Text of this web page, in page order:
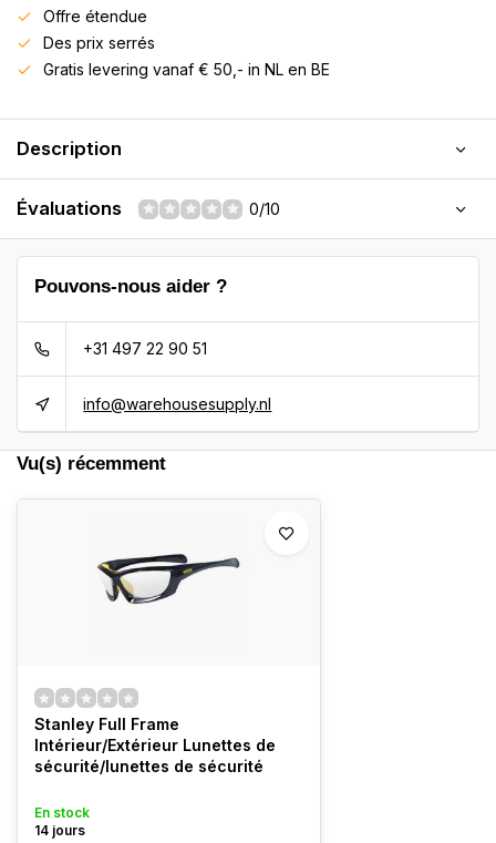
Offre étendue
Des prix serrés
Gratis levering vanaf € 50,- in NL en BE
Description
Évaluations 0/10
Pouvons-nous aider ?
+31 497 22 90 51
info@warehousesupply.nl
Vu(s) récemment
Stanley Full Frame
Intérieur/Extérieur Lunettes de
sécurité/lunettes de sécurité
En stock
14 jours